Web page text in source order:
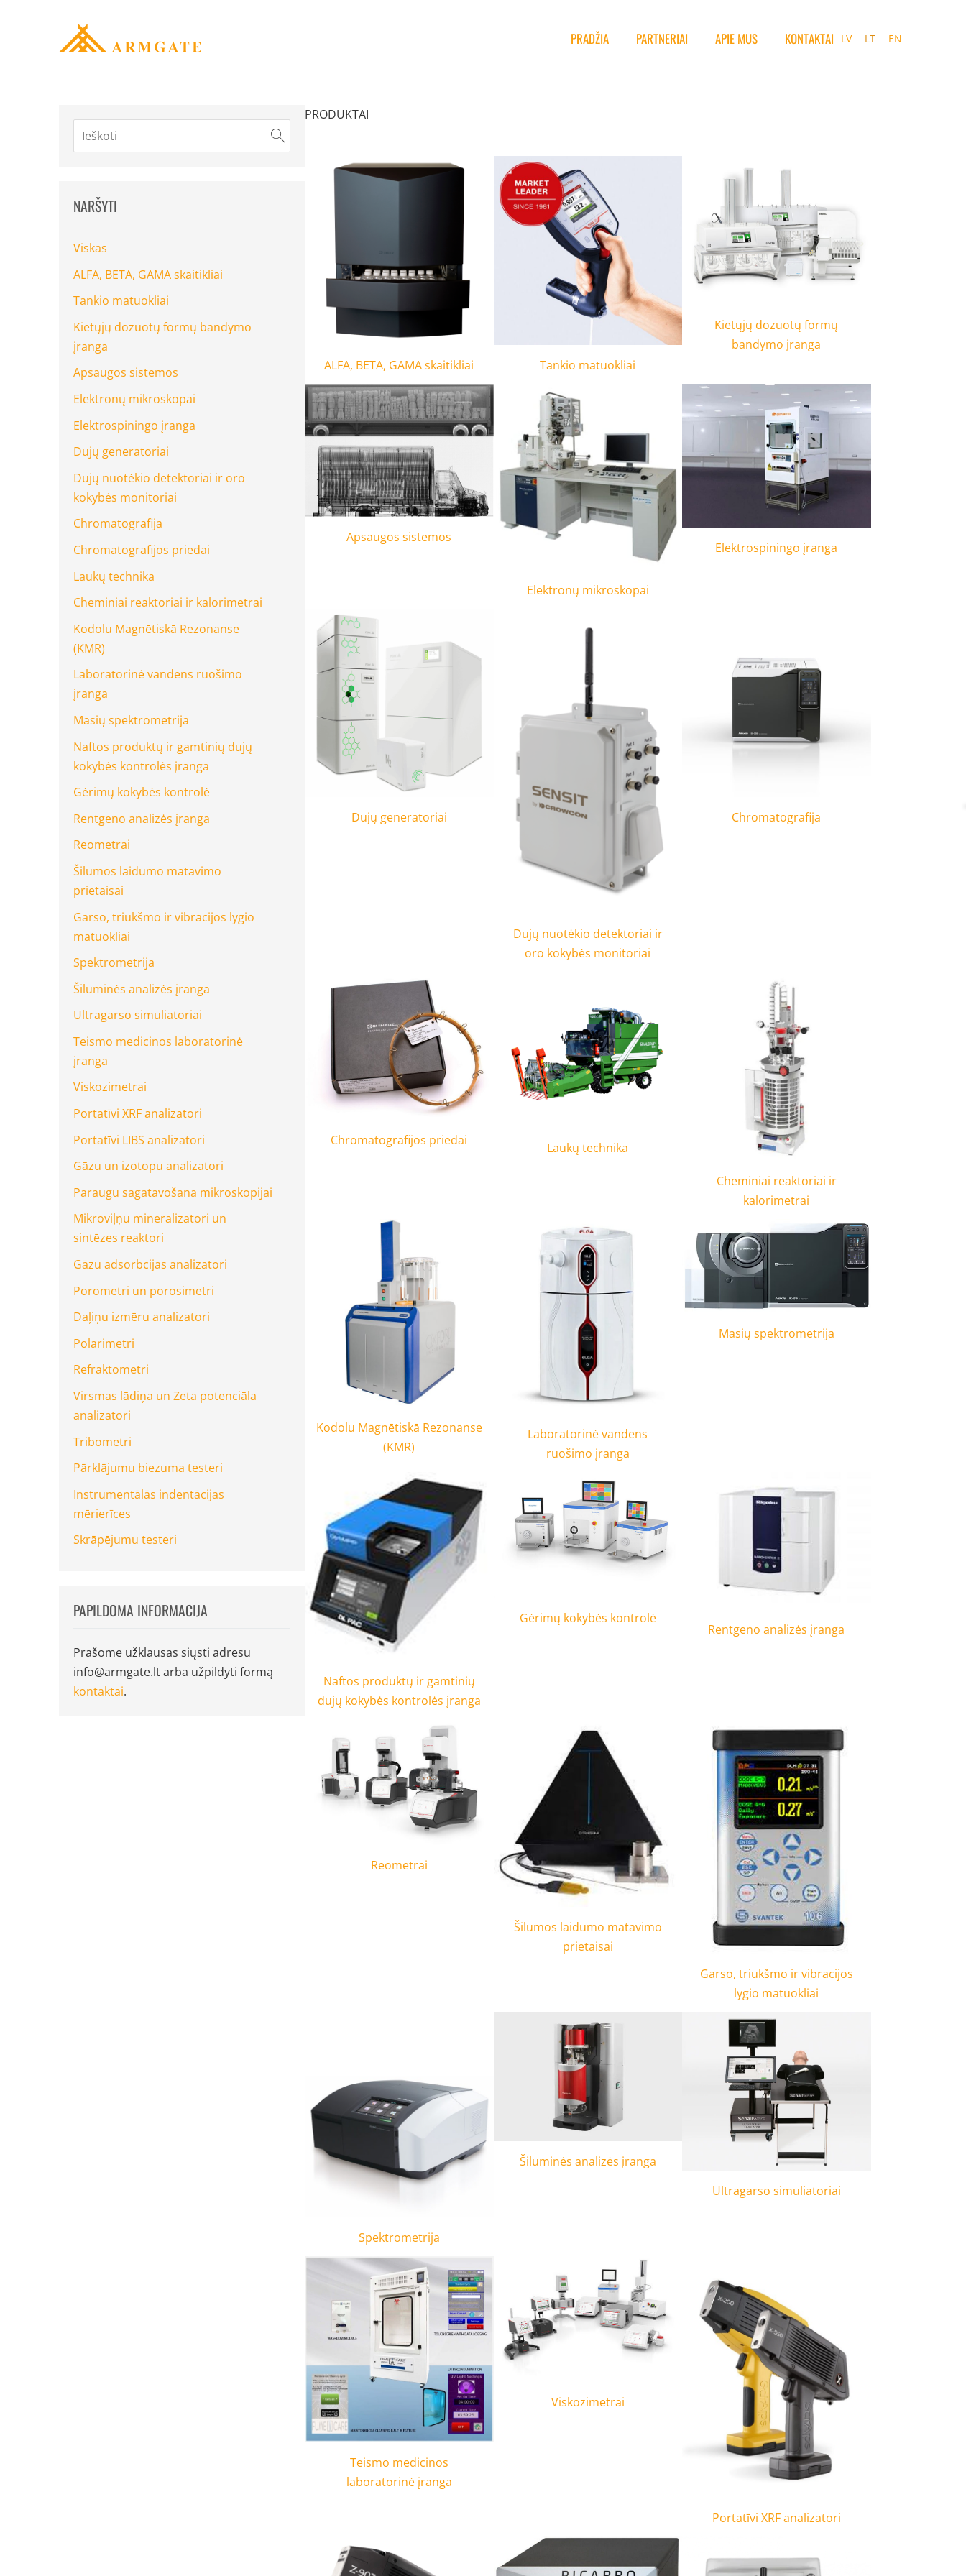
PRADŽIA PARTNERIAI APIE MUS KONTAKTAI LV LT EN
NARŠYTI
Viskas
ALFA, BETA, GAMA skaitikliai
Tankio matuokliai
Kietųjų dozuotų formų bandymo
įranga
Apsaugos sistemos
Elektronų mikroskopai
Elektrospiningo įranga
Dujų generatoriai
Dujų nuotėkio detektoriai ir oro
kokybės monitoriai
Chromatografija
Chromatografijos priedai
Laukų technika
Cheminiai reaktoriai ir kalorimetrai
Kodolu Magnētiskā Rezonanse
(KMR)
Laboratorinė vandens ruošimo
įranga
Masių spektrometrija
Naftos produktų ir gamtinių dujų
kokybės kontrolės įranga
Gėrimų kokybės kontrolė
Rentgeno analizės įranga
Reometrai
Šilumos laidumo matavimo
prietaisai
Garso, triukšmo ir vibracijos lygio
matuokliai
Spektrometrija
Šiluminės analizės įranga
Ultragarso simuliatoriai
Teismo medicinos laboratorinė
įranga
Viskozimetrai
Portatīvi XRF analizatori
Portatīvi LIBS analizatori
Gāzu un izotopu analizatori
Paraugu sagatavošana mikroskopijai
Mikroviļņu mineralizatori un
sintēzes reaktori
Gāzu adsorbcijas analizatori
Porometri un porosimetri
Daļiņu izmēru analizatori
Polarimetri
Refraktometri
Virsmas lādiņa un Zeta potenciāla
analizatori
Tribometri
Pārklājumu biezuma testeri
Instrumentālās indentācijas
mērierīces
Skrāpējumu testeri
PAPILDOMA INFORMACIJA
Prašome užklausas siųsti adresu
info@armgate.ltarba užpildyti formą
kontaktai.
PRODUKTAI
ALFA, BETA, GAMA skaitikliai Tankio matuokliai
Kietųjų dozuotų formų
bandymo įranga
Apsaugos sistemos
Elektronų mikroskopai
Elektrospiningo įranga
Dujų generatoriai
Dujų nuotėkio detektoriai ir
oro kokybės monitoriai
Chromatografija
Chromatografijos priedai
Laukų technika
Cheminiai reaktoriai ir
kalorimetrai
Kodolu Magnētiskā Rezonanse
(KMR)
Laboratorinė vandens
ruošimo įranga
Masių spektrometrija
Naftos produktų ir gamtinių
dujų kokybės kontrolės įranga
Gėrimų kokybės kontrolė
Rentgeno analizės įranga
Reometrai
Šilumos laidumo matavimo
prietaisai
Garso, triukšmo ir vibracijos
lygio matuokliai
Spektrometrija
Šiluminės analizės įranga
Ultragarso simuliatoriai
Teismo medicinos
laboratorinė įranga
Viskozimetrai
Portatīvi XRF analizatori